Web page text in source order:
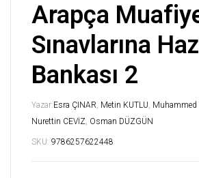
Arapça
Sınavlarına
Bankası 2
Yazar:Esra ÇINAR, Metin KUTLU, Muhammed
Nurettin CEVİZ, Osman DÜZGÜN
SKU: 9786257622448